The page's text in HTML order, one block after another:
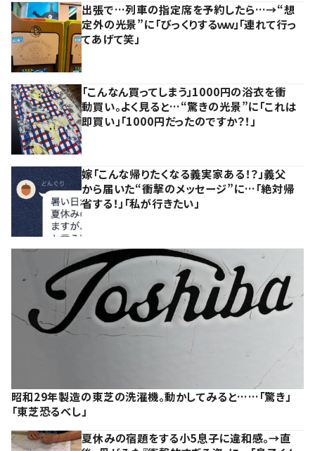
出張で…列車の指定席を予約したら…→“想
定外の光景”に「びっくりするｗｗ」「連れて行っ
てあげて笑」
「こんなん買ってしまう」1000円の浴衣を衝
動買い。よく見ると…“驚きの光景”に「これは
即買い」「1000円だったのですか？！」
嫁「こんな帰りたくなる義実家ある！？」義父
から届いた“衝撃のメッセージ”に…「絶対帰
省する！」「私が行きたい」
昭和29年製造の東芝の洗濯機。動かしてみると……「驚き」
「東芝恐るべし」
夏休みの宿題をする小5息子に違和感。→直